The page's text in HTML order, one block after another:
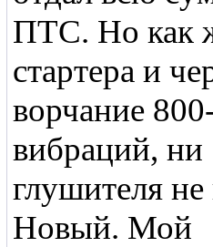
ПТС. Но как
стартера и
ворчание
вибраций, ни
глушителя
Новый. Мой